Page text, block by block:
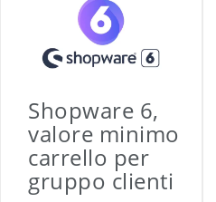
Shopware 6,
valore minimo
carrello per
gruppo clienti